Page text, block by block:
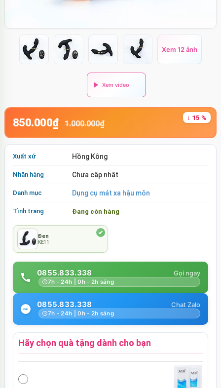
Xem 12 ảnh
850.000₫ 1.000.000₫
↓ 15 %
Xuất xứ Hồng Kông
Nhãn hàng Chưa cập nhật
Danh mục Dụng cụ mát xa hậu môn
Tình trạng Đang còn hàng
Đen
KE11
0855.833.338
7h - 24h | 0h - 2h sáng
0855.833.338
7h - 24h | 0h - 2h sáng
Hãy chọn quà tặng dành cho bạn